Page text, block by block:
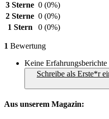
3 Sterne 0 (0%)
2 Sterne 0 (0%)
1 Stern
0 (0%)
1 Bewertung
Keine Erfahrungsberichte
Schreibe als Erste*r
Aus unserem Magazin: